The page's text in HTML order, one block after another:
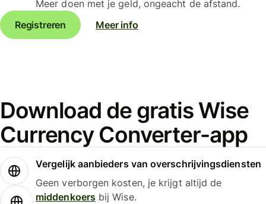
Meer doen met je geld, ongeacht de afstand.
Registreren
Meer info
Download de gratis Wise
Currency Converter-app
Vergelijk aanbieders van overschrijvingsdiensten
Geen verborgen kosten, je krijgt altijd de
middenkoersbij Wise.